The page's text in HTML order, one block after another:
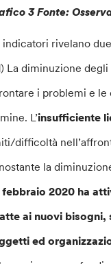
3 Fonte:
indicatori rivelano
La diminuzione degli
i problemi e le
L’insufficiente
difficoltà
la
febbraio 2020 ha
ai nuovi bisogni,
ed